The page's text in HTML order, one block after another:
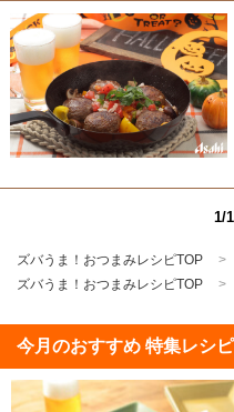
1/
ズバうま！おつまみレシピTOP
ズバうま！おつまみレシピTOP
今月のおすすめ 特集レシピ